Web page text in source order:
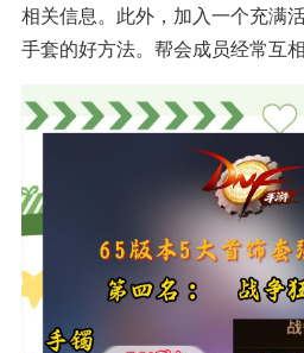
相关信息。此外，加入一个充满
手套的好方法。帮会成员经常互